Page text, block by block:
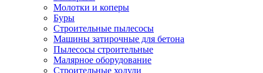
Молотки и коперы
Буры
Строительные пылесосы
Машины затирочные для бетона
Пылесосы строительные
Малярное оборудование
Строительные ходули